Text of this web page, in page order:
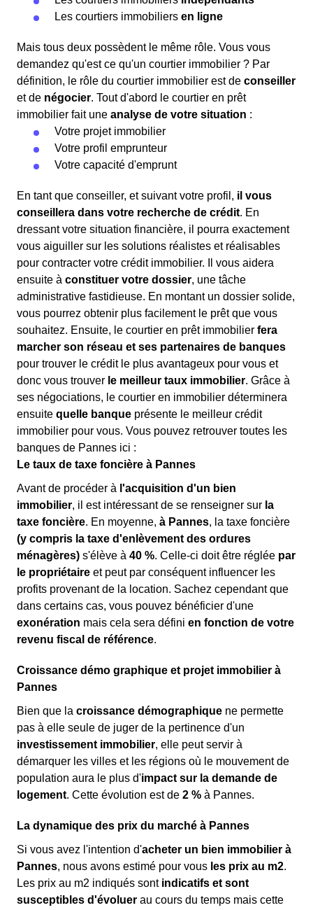
Les courtiers immobiliers en ligne
Mais tous deux possèdent le même rôle. Vous vous
demandez qu'est ce qu'un courtier immobilier ? Par
définition, le rôle du courtier immobilier est de conseiller
et de négocier. Tout d'abord le courtier en prêt
immobilier fait une analyse de votre situation :
Votre projet immobilier
Votre profil emprunteur
Votre capacité d'emprunt
En tant que conseiller, et suivant votre profil, il vous
conseillera dans votre recherche de crédit. En
dressant votre situation financière, il pourra exactement
vous aiguiller sur les solutions réalistes et réalisables
pour contracter votre crédit immobilier. Il vous aidera
ensuite à constituer votre dossier, une tâche
administrative fastidieuse. En montant un dossier solide,
vous pourrez obtenir plus facilement le prêt que vous
souhaitez. Ensuite, le courtier en prêt immobilier fera
marcher son réseau et ses partenaires de banques
pour trouver le crédit le plus avantageux pour vous et
donc vous trouver le meilleur taux immobilier. Grâce à
ses négociations, le courtier en immobilier déterminera
ensuite quelle banque présente le meilleur crédit
immobilier pour vous. Vous pouvez retrouver toutes les
banques de Pannes ici :
Le taux de taxe foncière à Pannes
Avant de procéder à l'acquisition d'un bien
immobilier, il est intéressant de se renseigner sur la
taxe foncière. En moyenne, à Pannes, la taxe foncière
(y compris la taxe d'enlèvement des ordures
ménagères) s'élève à 40 %. Celle-ci doit être réglée par
le propriétaire et peut par conséquent influencer les
profits provenant de la location. Sachez cependant que
dans certains cas, vous pouvez bénéficier d'une
exonération mais cela sera défini en fonction de votre
revenu fiscal de référence.
Croissance démo graphique et projet immobilier à
Pannes
Bien que la croissance démographique ne permette
pas à elle seule de juger de la pertinence d'un
investissement immobilier, elle peut servir à
démarquer les villes et les régions où le mouvement de
population aura le plus d'impact sur la demande de
logement. Cette évolution est de 2 % à Pannes.
La dynamique des prix du marché à Pannes
Si vous avez l'intention d'acheter un bien immobilier à
Pannes, nous avons estimé pour vous les prix au m2.
Les prix au m2 indiqués sont indicatifs et sont
susceptibles d'évoluer au cours du temps mais cette